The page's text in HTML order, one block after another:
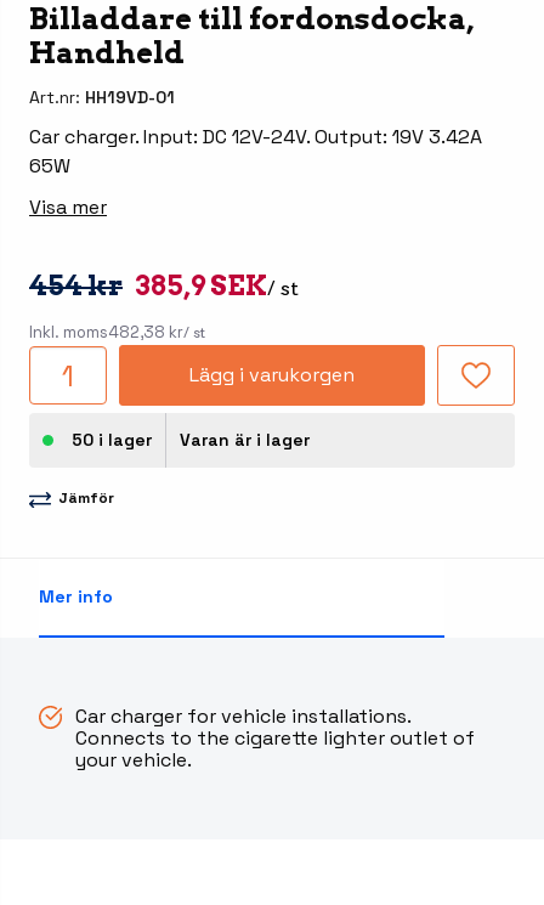
Billaddare till fordonsdocka,
Handheld
Art.nr: HH19VD-01
Car charger. Input: DC 12V-24V. Output: 19V 3.42A
65W
Visa mer
454 kr 385,9 SEK/ st
Inkl. moms482,38 kr/ st
Lägg i varukorgen
50 i lager Varan är i lager
Jämför
Mer info
Car charger for vehicle installations.
Connects to the cigarette lighter outlet of
your vehicle.